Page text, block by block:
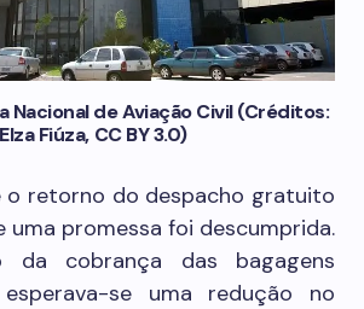
Nacional de Aviação Civil (Créditos:
Elza Fiúza, CC BY 3.0)
o retorno do despacho gratuito
uma promessa foi descumprida.
cobrança das bagagens
esperava-se uma redução no